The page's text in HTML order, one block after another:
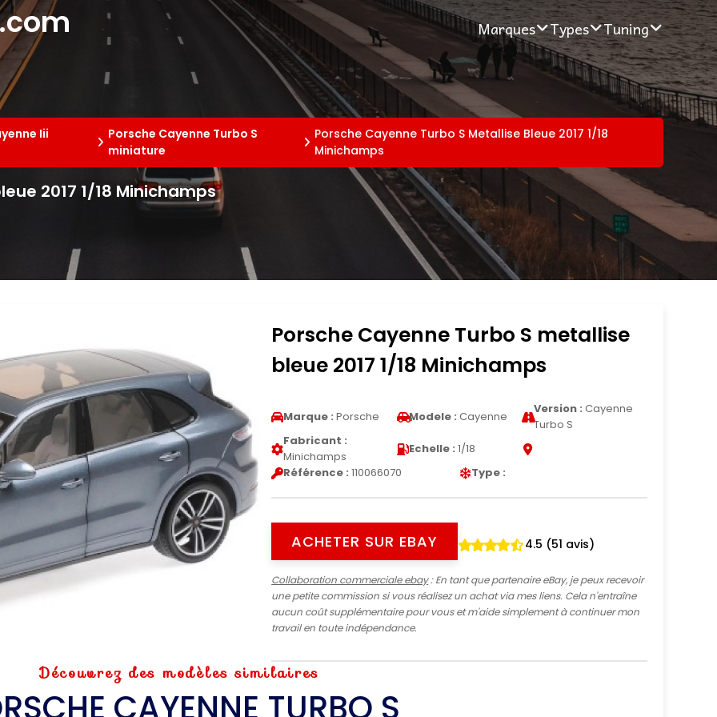
Marques Types Tuning
Iii
Porsche Cayenne Turbo S
miniature
Porsche Cayenne Turbo S Metallise Bleue 2017 1/18
Minichamps
2017 1/18 Minichamps
Porsche Cayenne Turbo S metallise
bleue 2017 1/18 Minichamps
Marque : Porsche Modele : Cayenne
Version : Cayenne
Turbo S
Fabricant :
Minichamps
Echelle : 1/18
Référence : 110066070 Type :
ACHETER SUR EBAY 4.5 (51 avis)
Collaboration commerciale ebay: En tant que partenaire eBay, je peux recevoir
une petite commission si vous réalisez un achat via mes liens. Cela n'entraîne
aucun coût supplémentaire pour vous et m'aide simplement à continuer mon
travail en toute indépendance.
Découvrez des modèles similaires